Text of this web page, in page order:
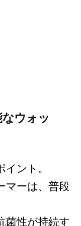
ウォッ
ント。
マーは、普段
菌性が持続す